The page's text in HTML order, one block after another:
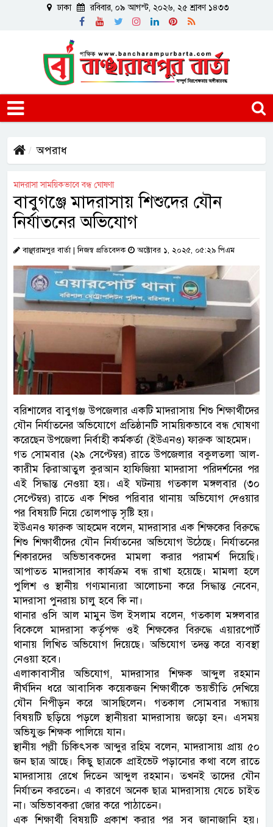
ঢাকা রবিবার, ০৯ আগস্ট, ২০২৬, ২৫ শ্রাবণ ১৪৩৩
অপরাধ
মাদরাসা সাময়িকভাবে বন্ধ ঘোষণা
বাবুগঞ্জে মাদরাসায় শিশুদের যৌন
নির্যাতনের অভিযোগ
বাঞ্ছারামপুর বার্তা | নিজস্ব প্রতিবেদক অক্টোবর ১, ২০২৫, ০৫:২৯ পিএম
বরিশালের বাবুগঞ্জ উপজেলার একটি মাদরাসায় শিশু শিক্ষার্থীদের
যৌন নির্যাতনের অভিযোগে প্রতিষ্ঠানটি সাময়িকভাবে বন্ধ ঘোষণা
করেছেন উপজেলা নির্বাহী কর্মকর্তা (ইউএনও) ফারুক আহমেদ।
গত সোমবার (২৯ সেপ্টেম্বর) রাতে উপজেলার বকুলতলা আল-
কারীম ক্বিরাআতুল কুরআন হাফিজিয়া মাদরাসা পরিদর্শনের পর
এই সিদ্ধান্ত নেওয়া হয়। এই ঘটনায় গতকাল মঙ্গলবার (৩০
সেপ্টেম্বর) রাতে এক শিশুর পরিবার থানায় অভিযোগ দেওয়ার
পর বিষয়টি নিয়ে তোলপাড় সৃষ্টি হয়।
ইউএনও ফারুক আহমেদ বলেন, মাদরাসার এক শিক্ষকের বিরুদ্ধে
শিশু শিক্ষার্থীদের যৌন নির্যাতনের অভিযোগ উঠেছে। নির্যাতনের
শিকারদের অভিভাবকদের মামলা করার পরামর্শ দিয়েছি।
আপাতত মাদরাসার কার্যক্রম বন্ধ রাখা হয়েছে। মামলা হলে
পুলিশ ও স্থানীয় গণ্যমান্যরা আলোচনা করে সিদ্ধান্ত নেবেন,
মাদরাসা পুনরায় চালু হবে কি না।
থানার ওসি আল মামুন উল ইসলাম বলেন, গতকাল মঙ্গলবার
বিকেলে মাদরাসা কর্তৃপক্ষ ওই শিক্ষকের বিরুদ্ধে এয়ারপোর্ট
থানায় লিখিত অভিযোগ দিয়েছে। অভিযোগ তদন্ত করে ব্যবস্থা
নেওয়া হবে।
এলাকাবাসীর অভিযোগ, মাদরাসার শিক্ষক আব্দুল রহমান
দীর্ঘদিন ধরে আবাসিক কয়েকজন শিক্ষার্থীকে ভয়ভীতি দেখিয়ে
যৌন নিপীড়ন করে আসছিলেন। গতকাল সোমবার সন্ধ্যায়
বিষয়টি ছড়িয়ে পড়লে স্থানীয়রা মাদরাসায় জড়ো হন। এসময়
অভিযুক্ত শিক্ষক পালিয়ে যান।
স্থানীয় পল্লী চিকিৎসক আব্দুর রহিম বলেন, মাদরাসায় প্রায় ৫০
জন ছাত্র আছে। কিছু ছাত্রকে প্রাইভেট পড়ানোর কথা বলে রাতে
মাদরাসায় রেখে দিতেন আব্দুল রহমান। তখনই তাদের যৌন
নির্যাতন করতেন। এ কারণে অনেক ছাত্র মাদরাসায় যেতে চাইত
না। অভিভাবকরা জোর করে পাঠাতেন।
এক শিক্ষার্থী বিষয়টি প্রকাশ করার পর সব জানাজানি হয়।